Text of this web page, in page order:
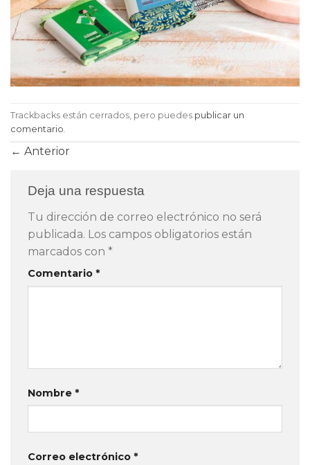
Trackbacks están cerrados, pero puedes publicar un
comentario
← Anterior
Deja una respuesta
Tu dirección de correo electrónico no será
publicada. Los campos obligatorios están
marcados con *
Comentario *
Nombre *
Correo electrónico *